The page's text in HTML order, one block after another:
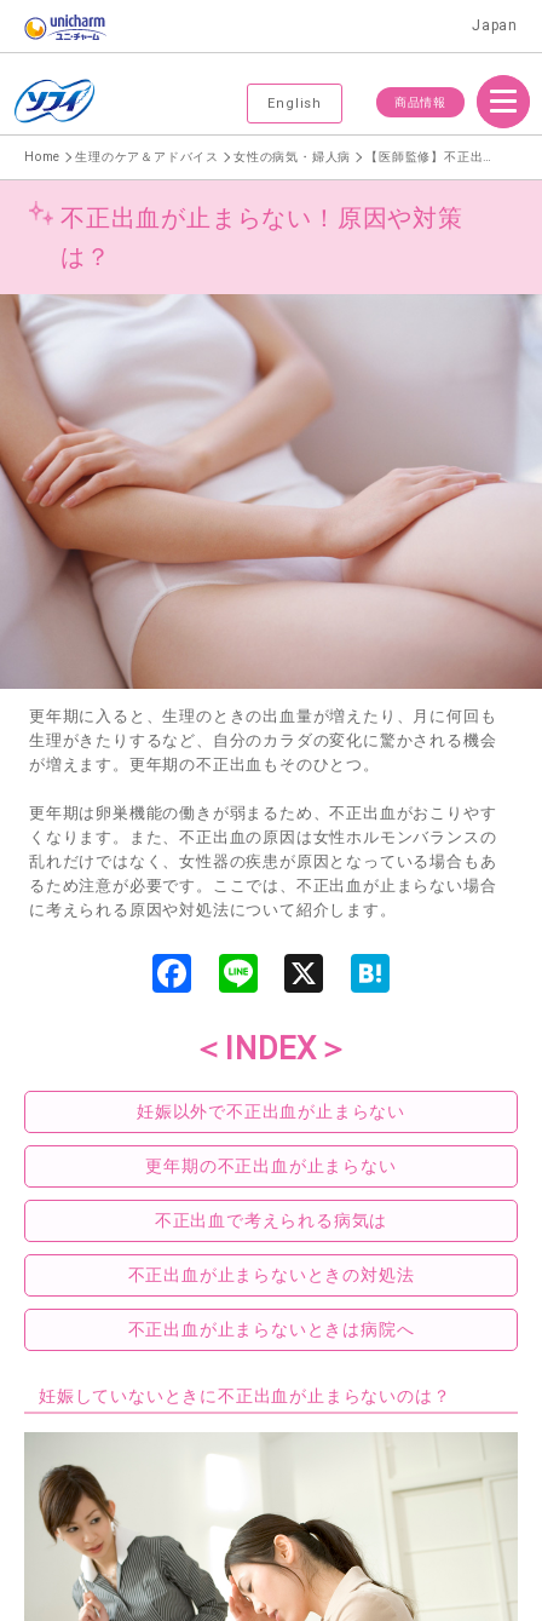
Japan
English 商品情報
Menu
Home 生理のケア＆アドバイス 女性の病気・婦人病
不正出血が止まらない！原因や対策
は？
更年期に入ると、生理のときの出血量が増えたり、月に何回も
生理がきたりするなど、自分のカラダの変化に驚かされる機会
が増えます。更年期の不正出血もそのひとつ。
更年期は卵巣機能の働きが弱まるため、不正出血がおこりやす
くなります。また、不正出血の原因は女性ホルモンバランスの
乱れだけではなく、女性器の疾患が原因となっている場合もあ
るため注意が必要です。ここでは、不正出血が止まらない場合
に考えられる原因や対処法について紹介します。
F
k
L
＜INDEX＞
妊娠以外で不正出血が止まらない
更年期の不正出血が止まらない
不正出血で考えられる病気は
不正出血が止まらないときの対処法
不正出血が止まらないときは病院へ
妊娠していないときに不正出血が止まらないのは？